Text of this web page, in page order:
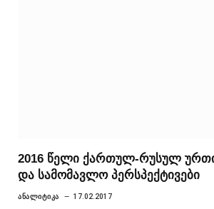
2016 წელი ქართულ-რუსულ
და სამომავლო პერსპექტივები
ᲐᲜᲐᲚᲘᲢᲘᲙᲐ 17.02.2017